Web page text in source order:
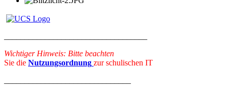
Wichtiger Hinweis: Bitte beachten
Sie die Nutzungsordnung zur schulischen IT